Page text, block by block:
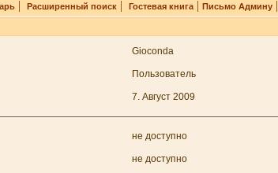
| Расширенный поиск| Гостевая книга| Письмо Админу|
Gioconda
Пользователь
7. Август 2009
не доступно
не доступно